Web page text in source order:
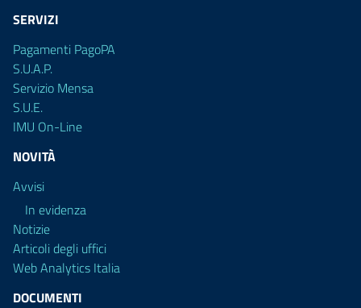
SERVIZI
Pagamenti PagoPA
S.U.A.P.
Servizio Mensa
S.U.E.
IMU On-Line
NOVITÀ
Avvisi
In evidenza
Notizie
Articoli degli uffici
Web Analytics Italia
DOCUMENTI